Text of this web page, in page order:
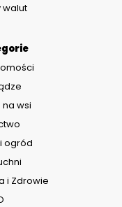
na wsi
ogród
i Zdrowie
walut